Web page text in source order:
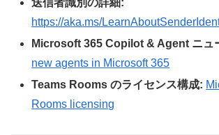
https://aka.ms/
Microsoft 365 Copilot & Agent ニュ
new agents in Microsoft 365
Teams Rooms のライセンス構成:
Rooms licensing